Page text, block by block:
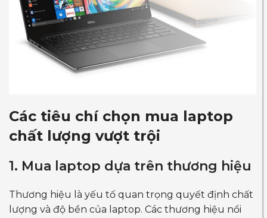
Các tiêu chí chọn mua laptop
chất lượng vượt trội
1. Mua laptop dựa trên thương hiệu
Thương hiệu là yếu tố quan trọng quyết định chất
lượng và độ bền của laptop. Các thương hiệu nổi